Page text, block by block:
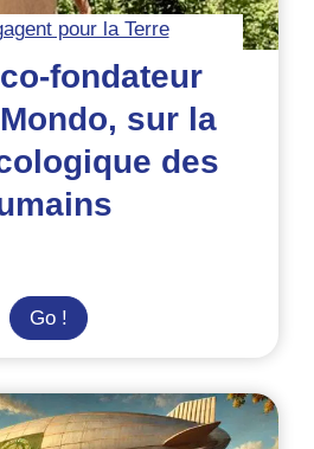
pour la Terre
fondateur
sur la
des
Go ! Boris,
co-
d’Etika
Mondo,